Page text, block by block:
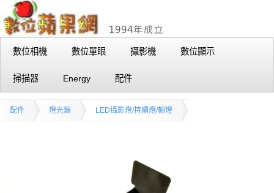
數位相機 數位單眼 攝影機 數位顯示
掃描器 Energy 配件
配件 燈光類 LED攝影燈/持續燈/棚燈